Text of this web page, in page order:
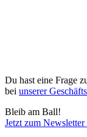
Du hast eine Frage
bei unserer
Bleib am Ball!
Jetzt zum Newsletter